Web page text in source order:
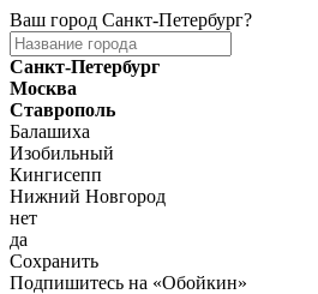
Ваш город Санкт-Петербург?
Санкт-Петербург
Москва
Ставрополь
Балашиха
Изобильный
Кингисепп
Нижний Новгород
нет
да
Сохранить
Подпишитесь на «Обойкин»